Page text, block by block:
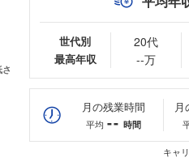
世代別
最高年収
20代
--万
月の残業時間
平均 -- 時間
月
キャ